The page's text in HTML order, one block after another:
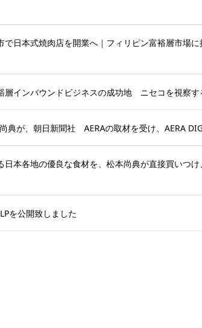
日本式焼肉店を開業へ｜フィリピン富裕層市場
層インバウンドビジネスの成功地 ニセコを視察す
典が、朝日新聞社 AERAの取材を受け、AERA
本各地の優良な食材を、松本尚典が直接買いつ
を公開致しました